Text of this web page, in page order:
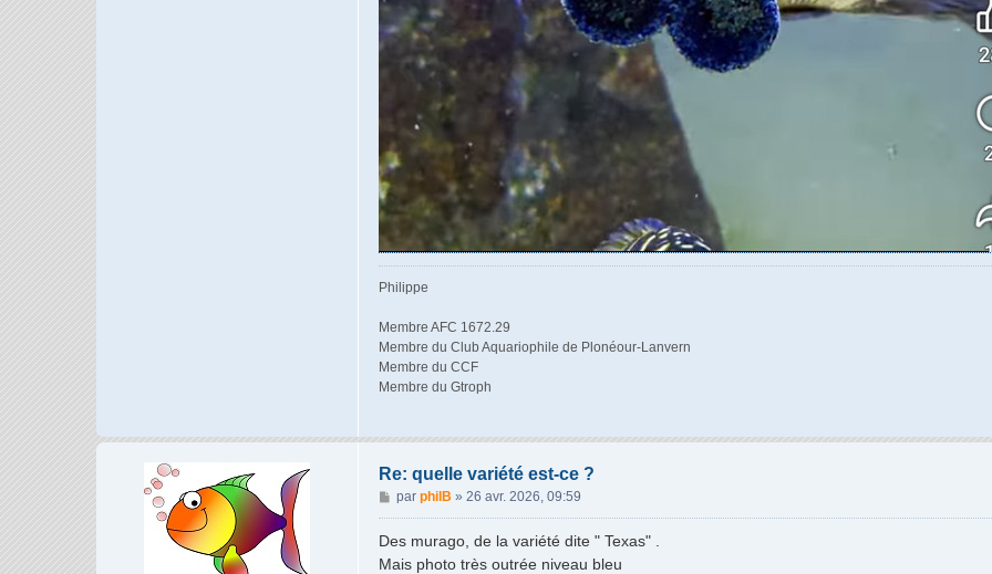
Philippe
Membre AFC 1672.29
Membre du Club Aquariophile de Plonéour-Lanvern
Membre du CCF
Membre du Gtroph
Re: quelle variété est-ce ?
M
e
s
par philB » 26 avr. 2026, 09:59
Des murago, de la variété dite " Texas" .
Mais photo très outrée niveau bleu